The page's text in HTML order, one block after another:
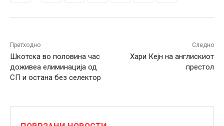
Претходно
Шкотска во половина час
доживеа елиминација од
СП и остана без селектор
Следно
Хари Кејн на англискиот
престол